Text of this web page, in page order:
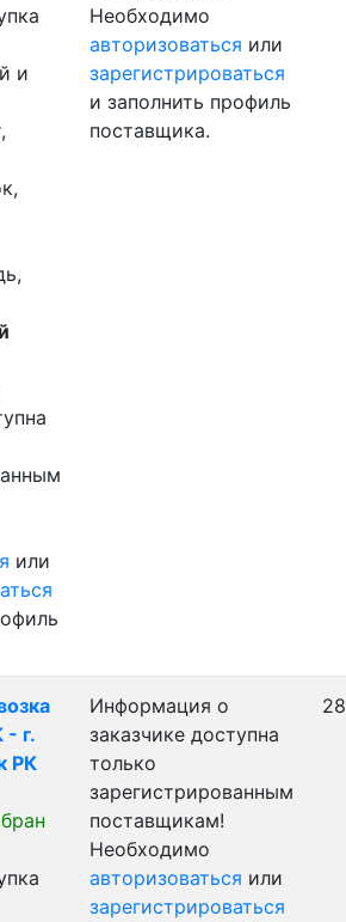
и
или
Необходимо
авторизоваться или
зарегистрироваться
и заполнить профиль
поставщика.
- г.
РК
Информация о
заказчике доступна
только
зарегистрированным
поставщикам!
Необходимо
авторизоваться или
зарегистрироваться